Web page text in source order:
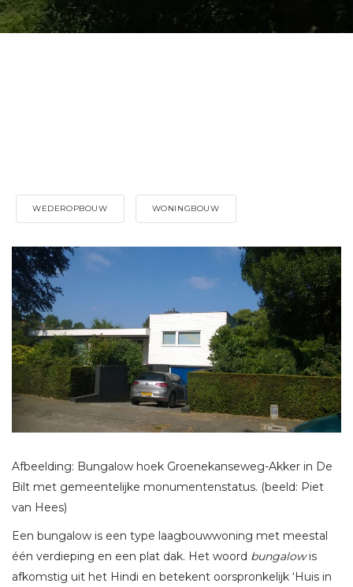
WEDEROPBOUW WONINGBOUW
Afbeelding: Bungalow hoek Groenekanseweg-Akker in De
Bilt met gemeentelijke monumentenstatus. (beeld: Piet
van Hees)
Een bungalow is een type laagbouwwoning met meestal
één verdieping en een plat dak. Het woord bungalowis
afkomstig uit het Hindi en betekent oorspronkelijk ‘Huis in